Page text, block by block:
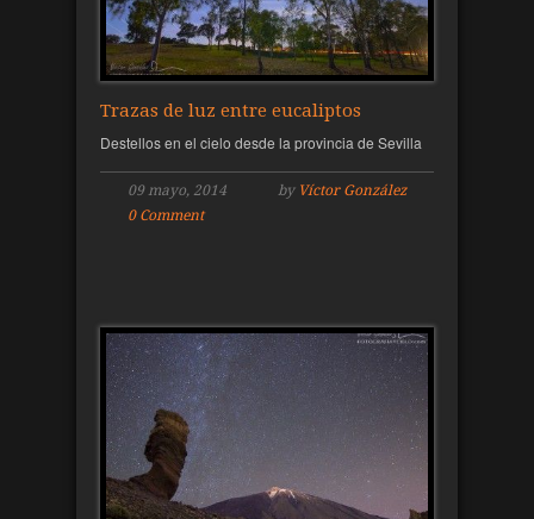
Trazas de luz entre eucaliptos
Destellos en el cielo desde la provincia de Sevilla
09 mayo, 2014 by Víctor González
0 Comment